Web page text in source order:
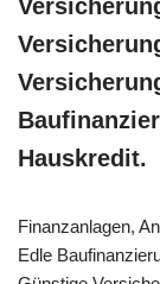
Hauskredit.
Finanzanlagen,
Edle